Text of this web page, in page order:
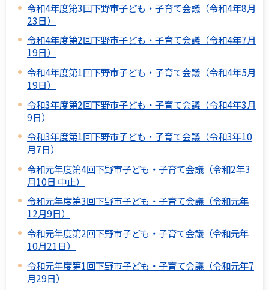
令和4年度第3回下野市子ども・子育て会議（令和4年8月
23日）
令和4年度第2回下野市子ども・子育て会議（令和4年7月
19日）
令和4年度第1回下野市子ども・子育て会議（令和4年5月
19日）
令和3年度第2回下野市子ども・子育て会議（令和4年3月
9日）
令和3年度第1回下野市子ども・子育て会議（令和3年10
月7日）
令和元年度第4回下野市子ども・子育て会議（令和2年3
月10日 中止）
令和元年度第3回下野市子ども・子育て会議（令和元年
12月9日）
令和元年度第2回下野市子ども・子育て会議（令和元年
10月21日）
令和元年度第1回下野市子ども・子育て会議（令和元年7
月29日）